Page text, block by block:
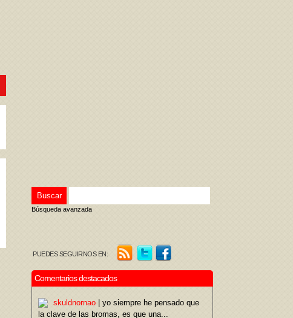
Búsqueda avanzada
PUEDES SEGUIRNOS EN:
Comentarios destacados
skuldnornao | yo siempre he pensado que
la clave de las bromas, es que una...